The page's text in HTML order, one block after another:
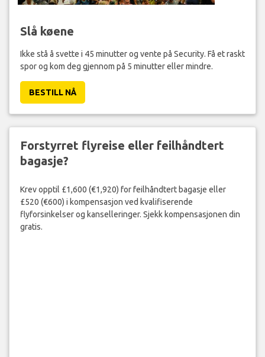
Slå køene
Ikke stå å svette i 45 minutter og vente på Security. Få et raskt
spor og kom deg gjennom på 5 minutter eller mindre.
BESTILL NÅ
Forstyrret flyreise eller feilhåndtert
bagasje?
Krev opptil £1,600 (€1,920) for feilhåndtert bagasje eller
£520 (€600) i kompensasjon ved kvalifiserende
flyforsinkelser og kanselleringer. Sjekk kompensasjonen din
gratis.